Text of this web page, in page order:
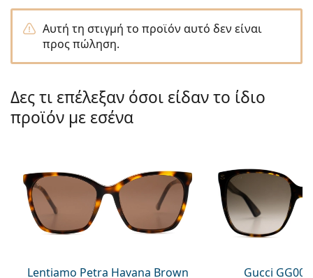
Persol
Prada
Όλες οι μάρκες
Αυτή τη στιγμή το προϊόν αυτό δεν είναι
προς πώληση.
Δες τι επέλεξαν όσοι είδαν το ίδιο
προϊόν με εσένα
Lentiamo Petra Havana Brown Gucci